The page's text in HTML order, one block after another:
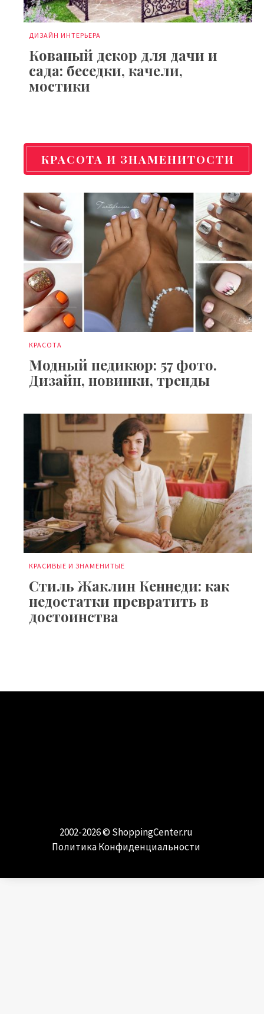
ДИЗАЙН ИНТЕРЬЕРА
Кованый декор для дачи и
сада: беседки, качели,
мостики
КРАСОТА И ЗНАМЕНИТОСТИ
КРАСОТА
Модный педикюр: 57 фото.
Дизайн, новинки, тренды
КРАСИВЫЕ И ЗНАМЕНИТЫЕ
Стиль Жаклин Кеннеди: как
недостатки превратить в
достоинства
2002-2026 © ShoppingCenter.ru
Политика Конфиденциальности